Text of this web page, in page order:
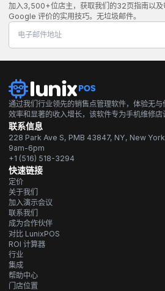
加入3,500+位店主，获取我们的32页指南以及
Google 评价的实用技巧。无垃圾邮件。
通过我们行业领先的销售点管理软件，体验无与
效率和显著的收入增长，该软件专为手机维修店
联系信息
228 Park Ave S, PMB 43847, NY, New
9am-6pm
+1 (516) 518-3294
快速链接
定价
关于我们
加入演示会议
联系我们
成为合作伙伴
对比 LunixPOS
ROI 计算器
行业
集成
帮助中心
门店位置